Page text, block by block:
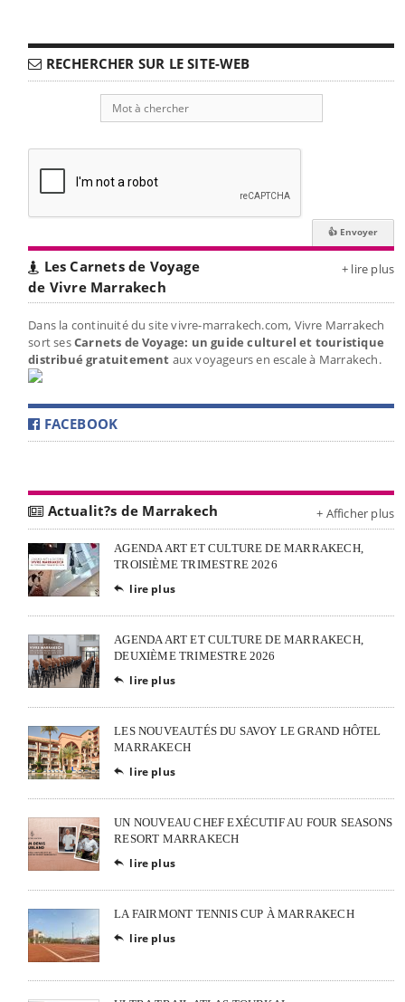
RECHERCHER SUR LE SITE-WEB
Les Carnets de Voyage
de Vivre Marrakech
+ lire plus
Dans la continuité du site vivre-marrakech.com, Vivre Marrakech
sort sesCarnets de Voyage: un guide culturel et touristique
distribué gratuitement aux voyageurs en escale à Marrakech.
FACEBOOK
Actualit?s de Marrakech + Afficher plus
AGENDA ART ET CULTURE DE MARRAKECH,
TROISIÈME TRIMESTRE 2026
 lire plus
AGENDA ART ET CULTURE DE MARRAKECH,
DEUXIÈME TRIMESTRE 2026
 lire plus
LES NOUVEAUTÉS DU SAVOY LE GRAND HÔTEL
MARRAKECH
 lire plus
UN NOUVEAU CHEF EXÉCUTIF AU FOUR SEASONS
RESORT MARRAKECH
 lire plus
LA FAIRMONT TENNIS CUP À MARRAKECH
 lire plus